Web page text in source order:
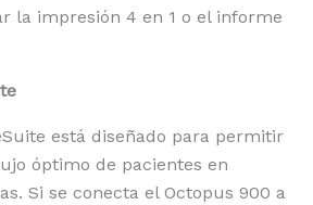
la impresión 4 en 1 o el informe
está diseñado para permitir
óptimo de pacientes en
Si se conecta el Octopus 900 a